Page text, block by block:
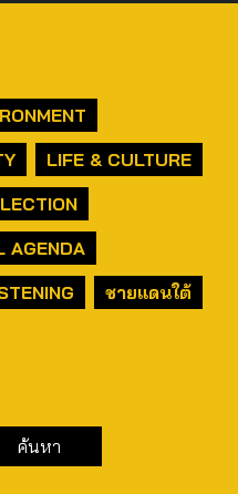
LIFE & CULTURE
AGENDA
ชายแดนใต้